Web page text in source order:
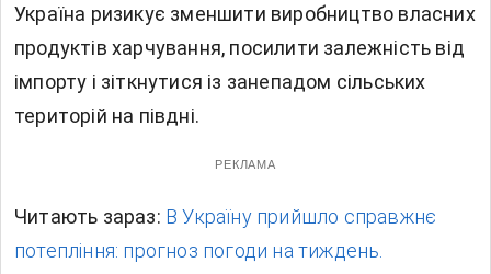
Україна ризикує зменшити виробництво власних
продуктів харчування, посилити залежність від
імпорту і зіткнутися із занепадом сільських
територій на півдні.
РЕКЛАМА
Читають зараз: В Україну прийшло справжнє
потепління: прогноз погоди на тиждень.